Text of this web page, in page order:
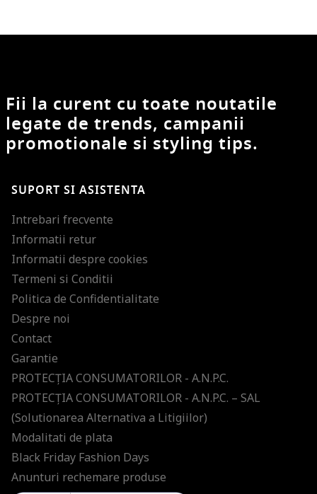
Fii la curent cu toate noutatile
legate de trends, campanii
promotionale si styling tips.
SUPORT SI ASISTENTA
Intrebari frecvente
Informatii retur
Informatii despre cookies
Termeni si Conditii
Politica de Confidentialitate
Despre noi
Contact
Garantie
PROTECŢIA CONSUMATORILOR - A.N.P.C.
PROTECŢIA CONSUMATORILOR - A.N.P.C. – SAL
(Solutionarea Alternativa a Litigiilor)
Modalitati de plata
Black Friday Fashion Days
Anunturi rechemare produse